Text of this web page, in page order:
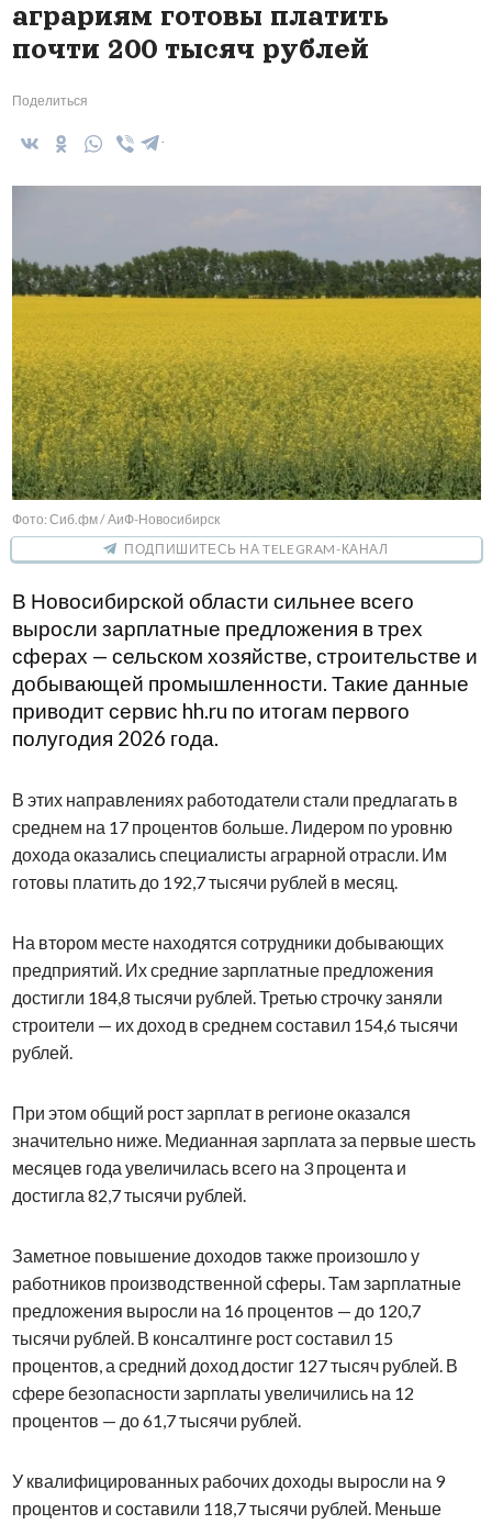
аграриям готовы платить
почти 200 тысяч рублей
Поделиться
Фото: Сиб.фм / АиФ-Новосибирск
ПОДПИШИТЕСЬ НА TELEGRAM-КАНАЛ
В Новосибирской области сильнее всего
выросли зарплатные предложения в трех
сферах — сельском хозяйстве, строительстве и
добывающей промышленности. Такие данные
приводит сервис hh.ru по итогам первого
полугодия 2026 года.
В этих направлениях работодатели стали предлагать в
среднем на 17 процентов больше. Лидером по уровню
дохода оказались специалисты аграрной отрасли. Им
готовы платить до 192,7 тысячи рублей в месяц.
На втором месте находятся сотрудники добывающих
предприятий. Их средние зарплатные предложения
достигли 184,8 тысячи рублей. Третью строчку заняли
строители — их доход в среднем составил 154,6 тысячи
рублей.
При этом общий рост зарплат в регионе оказался
значительно ниже. Медианная зарплата за первые шесть
месяцев года увеличилась всего на 3 процента и
достигла 82,7 тысячи рублей.
Заметное повышение доходов также произошло у
работников производственной сферы. Там зарплатные
предложения выросли на 16 процентов — до 120,7
тысячи рублей. В консалтинге рост составил 15
процентов, а средний доход достиг 127 тысяч рублей. В
сфере безопасности зарплаты увеличились на 12
процентов — до 61,7 тысячи рублей.
У квалифицированных рабочих доходы выросли на 9
процентов и составили 118,7 тысячи рублей. Меньше